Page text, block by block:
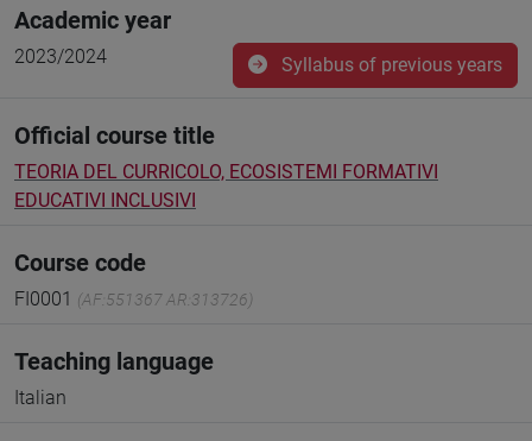
Academic year
2023/2024 Syllabus of previous years
Official course title
TEORIA DEL CURRICOLO, ECOSISTEMI FORMATIVI
EDUCATIVI INCLUSIVI
Course code
FI0001 (AF:551367 AR:313726)
Teaching language
Italian